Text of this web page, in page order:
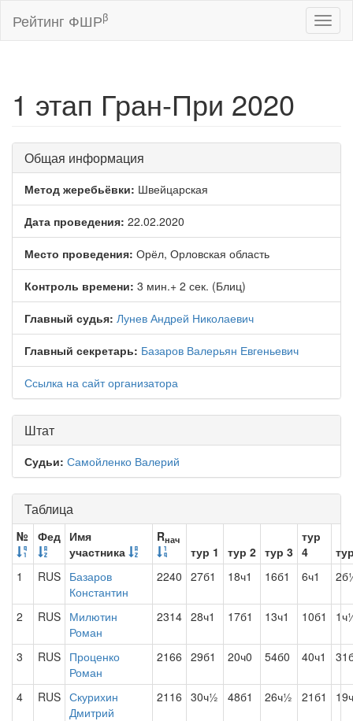
Рейтинг ФШРβ
1 этап Гран-При 2020
Общая информация
Метод жеребьёвки: Швейцарская
Дата проведения: 22.02.2020
Место проведения: Орёл, Орловская область
Контроль времени: 3 мин.+ 2 сек. (Блиц)
Главный судья: Лунев Андрей Николаевич
Главный секретарь: Базаров Валерьян Евгеньевич
Ссылка на сайт организатора
Штат
Судьи: Самойленко Валерий
Таблица
№ Фед Имя
участника
Rнач
тур 1 тур 2 тур 3
тур
4
1
RUS Базаров
Константин
2240 27б1 18ч1 16б1 6ч1
2 RUS Милютин
Роман
2314 28ч1 17б1 13ч1 10б1
3 RUS Проценко
Роман
2166 29б1 20ч0 54б0 40ч1
4 RUS Скурихин
Дмитрий
2116 30ч½ 48б1 26ч½ 21б1